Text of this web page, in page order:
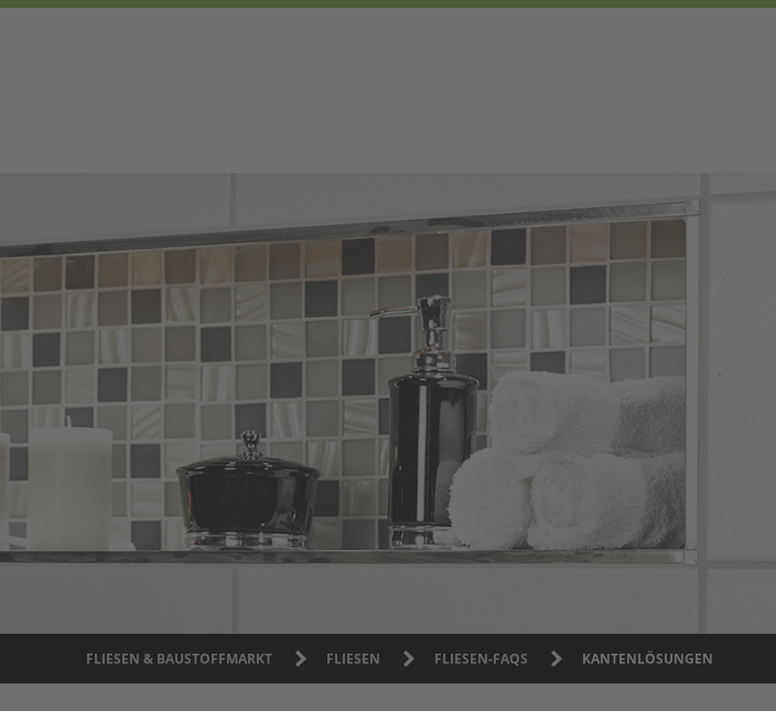
FLIESEN & BAUSTOFFMARKT FLIESEN FLIESEN-FAQS KANTENLÖSUNGEN